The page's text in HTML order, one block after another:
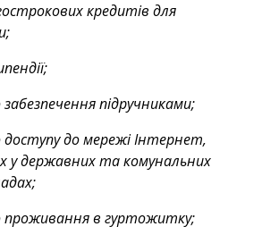
кредитів для
підручниками;
до мережі Інтернет,
у державних та комунальних
проживання в гуртожитку;